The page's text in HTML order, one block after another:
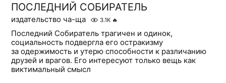
ПОСЛЕДНИЙ СОБИРАТЕЛЬ
издательство ча-ща 3.1K 🔥
Последний Собиратель трагичен и одинок,
социальность подвергла его остракизму
за одержимость и утерю способности к различанию
друзей и врагов. Его интересуют только вещь как
виктимальный смысл